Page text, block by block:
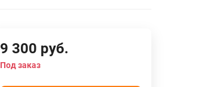
9 300 руб.
Под заказ